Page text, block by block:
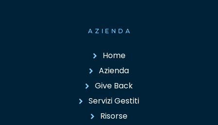
AZIENDA
Home
Azienda
Give Back
Servizi Gestiti
Risorse